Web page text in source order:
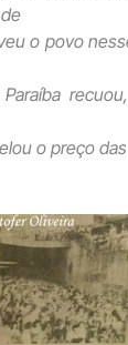
o povo
o preço